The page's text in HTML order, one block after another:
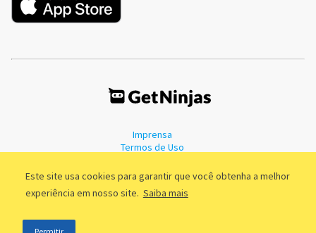
Este site usa cookies para garantir que você obtenha a melhor
experiência em nosso site. Saiba mais
Permitir
Imprensa
Termos de Uso
©2011 - 2026, GetNinjas LTDA. CNPJ 55.744.877/0001-89 - Rua Dr.